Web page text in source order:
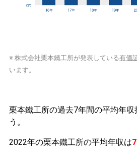
※ 株式会社栗本鐵工所が発表している有価
います。
栗本鐵工所の過去7年間の平均年収
う。
2022年の栗本鐵工所の平均年収は